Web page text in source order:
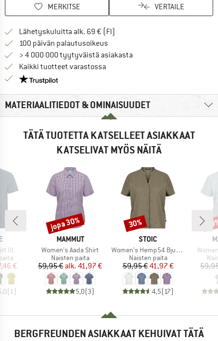
MERKITSE VERTAILE
Lähetyskuluitta alk. 69 € (FI)
100 päivän palautusoikeus
> 4 000 000 tyytyväistä asiakasta
Kaikki tuotteet varastossa
Meillä on Trustpilot -sertifiointi - lue lisää tästä!
MATERIAALITIEDOT & OMINAISUUDET
TÄTÄ TUOTETTA KATSELLEET ASIAKKAAT
KATSELIVAT MYÖS NÄITÄ
III
hinta
€
(1 )
MERKKI
MAMMUT
Tuote
Women's Aada Shirt
Tuoteryhmä
Naisten paita
Hinta
59,95 € Alennettu hinta
alk. 41,97 €
5,0(3)
Alennus
jopa 30%
MERKKI
STOIC
Tuote
Women's Hemp54 BjurholmSt. S/S Blouse
Tuoteryhmä
Naisten paita
Hinta
59,95 €Alennettu hinta
41,97 €
4,5(17)
Alennus
30%
Tuote
BERGFREUNDEN ASIAKKAAT KEHUIVAT TÄTÄ